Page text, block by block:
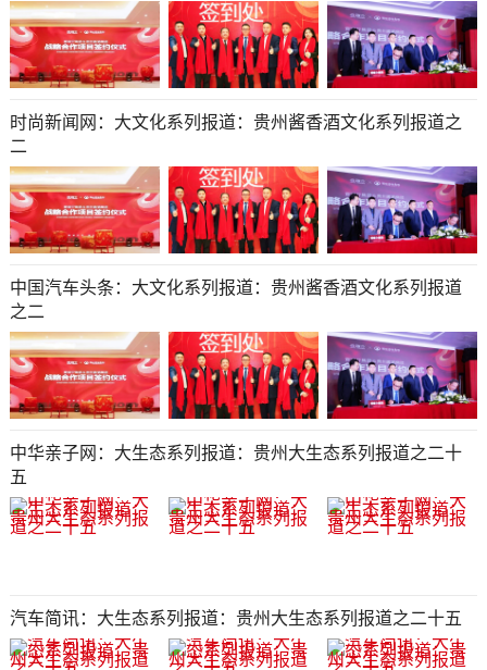
时尚新闻网：大文化系列报道：贵州酱香酒文化系列报道之
二
中国汽车头条：大文化系列报道：贵州酱香酒文化系列报道
之二
中华亲子网：大生态系列报道：贵州大生态系列报道之二十
五
汽车简讯：大生态系列报道：贵州大生态系列报道之二十五